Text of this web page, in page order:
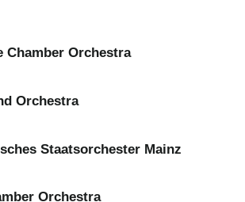
Chamber Orchestra
Orchestra
Staatsorchester Mainz
Orchestra